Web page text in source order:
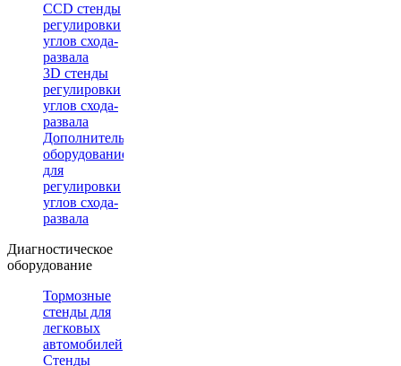
CCD стенды
регулировки
углов схода-
развала
3D стенды
регулировки
углов схода-
развала
Дополнительное
оборудование
для
регулировки
углов схода-
развала
Диагностическое
оборудование
Тормозные
стенды для
легковых
автомобилей
Стенды